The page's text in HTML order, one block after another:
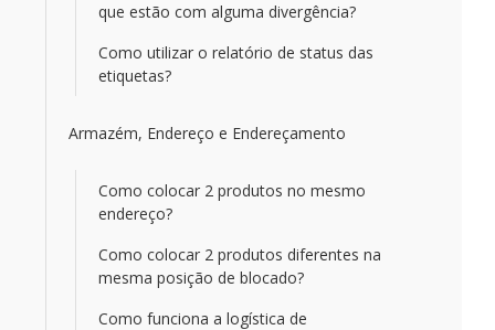
que estão com alguma divergência?
Como utilizar o relatório de status das
etiquetas?
Armazém, Endereço e Endereçamento
Como colocar 2 produtos no mesmo
endereço?
Como colocar 2 produtos diferentes na
mesma posição de blocado?
Como funciona a logística de